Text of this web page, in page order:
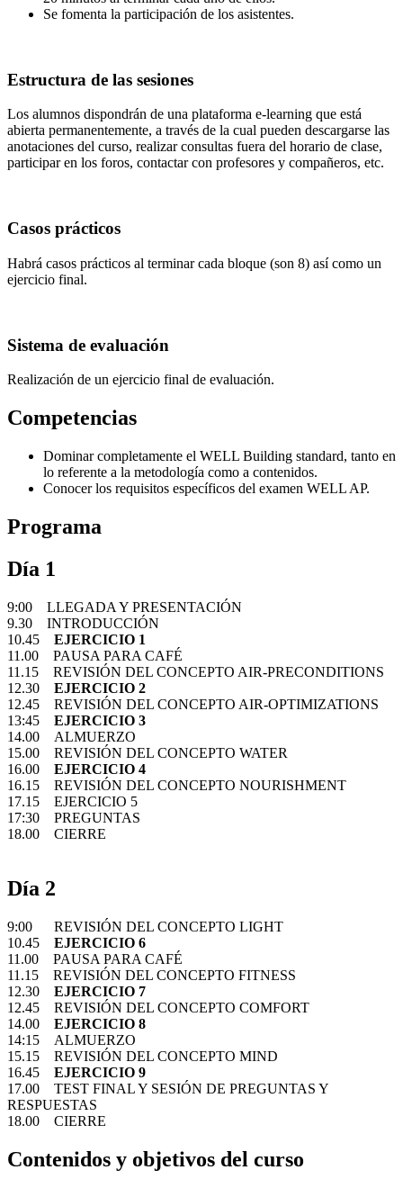
Se fomenta la participación de los asistentes.
Estructura de las sesiones
Los alumnos dispondrán de una plataforma e-learning que está
abierta permanentemente, a través de la cual pueden descargarse las
anotaciones del curso, realizar consultas fuera del horario de clase,
participar en los foros, contactar con profesores y compañeros, etc.
Casos prácticos
Habrá casos prácticos al terminar cada bloque (son 8) así como un
ejercicio final.
Sistema de evaluación
Realización de un ejercicio final de evaluación.
Competencias
Dominar completamente el WELL Building standard, tanto en
lo referente a la metodología como a contenidos.
Conocer los requisitos específicos del examen WELL AP.
Programa
Día 1
9:00 LLEGADA Y PRESENTACIÓN
9.30 INTRODUCCIÓN
10.45 EJERCICIO 1
11.00 PAUSA PARA CAFÉ
11.15 REVISIÓN DEL CONCEPTO AIR-PRECONDITIONS
12.30
EJERCICIO 2
12.45 REVISIÓN DEL CONCEPTO AIR-OPTIMIZATIONS
13:45
EJERCICIO 3
14.00 ALMUERZO
15.00 REVISIÓN DEL CONCEPTO WATER
16.00 EJERCICIO 4
16.15 REVISIÓN DEL CONCEPTO NOURISHMENT
17.15 EJERCICIO 5
17:30 PREGUNTAS
18.00 CIERRE
Día 2
9:00 REVISIÓN DEL CONCEPTO LIGHT
10.45 EJERCICIO 6
11.00 PAUSA PARA CAFÉ
11.15 REVISIÓN DEL CONCEPTO FITNESS
12.30 EJERCICIO 7
12.45 REVISIÓN DEL CONCEPTO COMFORT
14.00 EJERCICIO 8
14:15 ALMUERZO
15.15 REVISIÓN DEL CONCEPTO MIND
16.45 EJERCICIO 9
17.00 TEST FINAL Y SESIÓN DE PREGUNTAS Y
RESPUESTAS
18.00 CIERRE
Contenidos y objetivos del curso